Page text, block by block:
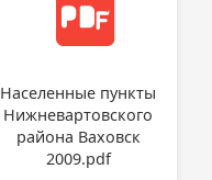
Населенные пункты
Нижневартовского
района Ваховск
2009.pdf